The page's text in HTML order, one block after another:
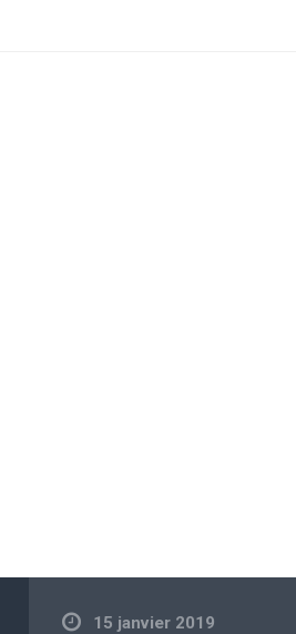
15 janvier 2019